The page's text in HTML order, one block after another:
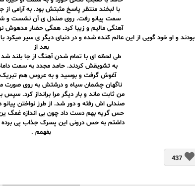
با لبخند منتظر پاسخ مثبتش بود. به آرامی از
سمت پیانو رفت. روی صندل ی آن نشست و
آهنگی مالیم و زیبا کرد. همگی حضار مدهوش
بودند و او خود گویی از این عالم کنده شده و در دنیای دیگر ی سیر میکرد
بعد از
طی لحظه ای با تمام شدن آهنگ از جا بلند
به تشویقش کردند. حامد مجدد به سمت
آغوش گرفت و بوسید و به عروس هم تبریک
ناگهان چشمان سیاه و درشتش به روی صورت
من ثابت ماند و بار دیگر مرا برانداز کرد.
صندلی اش رفته و دور شد. از طرز نواختن
حس گریه بهم دست داد چون بی اندازه غمگ
داشتم به حس درونی این پسرک جذاب پی
بفهمم .
437